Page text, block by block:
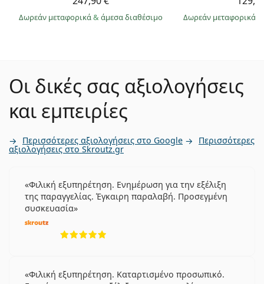
Δωρεάν μεταφορικά& άμεσα διαθέσιμο Δωρεάν μεταφορικά
Οι δικές σας αξιολογήσεις
και εμπειρίες
Περισσότερες αξιολογήσεις στο Google Περισσότερες
αξιολογήσεις στο Skroutz.gr
Φιλική εξυπηρέτηση. Ενημέρωση για την εξέλιξη
της παραγγελίας. Έγκαιρη παραλαβή. Προσεγμένη
συσκευασία
Φιλική εξυπηρέτηση. Καταρτισμένο προσωπικό.